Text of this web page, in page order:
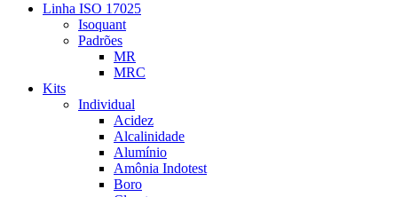
Linha ISO 17025
Isoquant
Padrões
MR
MRC
Kits
Individual
Acidez
Alcalinidade
Alumínio
Amônia Indotest
Boro